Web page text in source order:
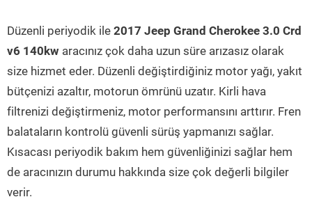
Düzenli periyodik ile 2017 Jeep Grand Cherokee 3.0 Crd
v6 140kw aracınız çok daha uzun süre arızasız olarak
size hizmet eder. Düzenli değiştirdiğiniz motor yağı, yakıt
bütçenizi azaltır, motorun ömrünü uzatır. Kirli hava
filtrenizi değiştirmeniz, motor performansını arttırır. Fren
balataların kontrolü güvenli sürüş yapmanızı sağlar.
Kısacası periyodik bakım hem güvenliğinizi sağlar hem
de aracınızın durumu hakkında size çok değerli bilgiler
verir.